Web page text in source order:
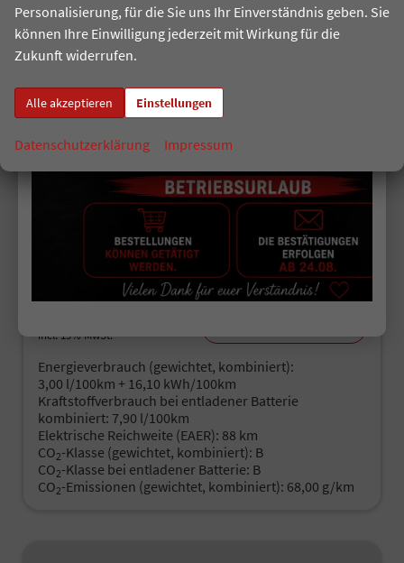
Volkswagen T7 California
Beach LÜ
unverbindliche Lieferzeit: 7 Tage
Hybrid Benzin
Deep Black Perleffekt
130 kW (177 PS)
25 km
incl. 19% MwSt.
Energieverbrauch (gewichtet, kombiniert):
3,00 l/100km + 16,10 kWh/100km
Kraftstoffverbrauch bei entladener Batterie
kombiniert: 7,90 l/100km
Elektrische Reichweite (EAER): 88 km
CO2-Klasse (gewichtet, kombiniert): B
CO2-Klasse bei entladener Batterie: B
CO2-Emissionen (gewichtet, kombiniert): 68,00 g/km
Personalisierung, für die Sie uns Ihr Einverständnis geben. Sie
können Ihre Einwilligung jederzeit mit Wirkung für die
Zukunft widerrufen.
Alle akzeptieren Einstellungen
Datenschutzerklärung Impressum